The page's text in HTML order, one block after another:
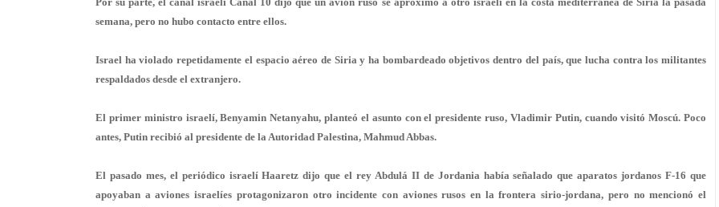
semana, pero no hubo contacto entre ellos.
Israel ha violado repetidamente el espacio aéreo de Siria y ha bombardeado objetivos dentro del país, que lucha contra los militantes
respaldados desde el extranjero.
El primer ministro israelí, Benyamin Netanyahu, planteó el asunto con el presidente ruso, Vladimir Putin, cuando visitó Moscú. Poco
antes, Putin recibió al presidente de la Autoridad Palestina, Mahmud Abbas.
El pasado mes, el periódico israelí Haaretz dijo que el rey Abdulá II de Jordania había señalado que aparatos jordanos F-16 que
apoyaban a aviones israelíes protagonizaron otro incidente con aviones rusos en la frontera sirio-jordana, pero no mencionó el